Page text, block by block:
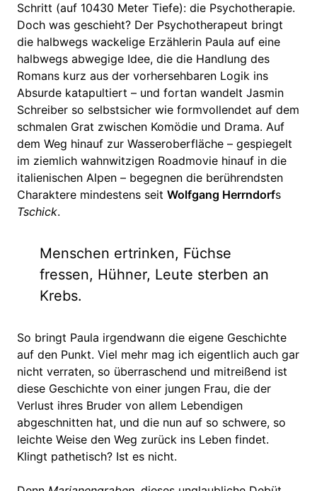
Schritt (auf 10430 Meter Tiefe): die Psychotherapie.
Doch was geschieht? Der Psychotherapeut bringt
die halbwegs wackelige Erzählerin Paula auf eine
halbwegs abwegige Idee, die die Handlung des
Romans kurz aus der vorhersehbaren Logik ins
Absurde katapultiert – und fortan wandelt Jasmin
Schreiber so selbstsicher wie formvollendet auf dem
schmalen Grat zwischen Komödie und Drama. Auf
dem Weg hinauf zur Wasseroberfläche – gespiegelt
im ziemlich wahnwitzigen Roadmovie hinauf in die
italienischen Alpen – begegnen die berührendsten
Charaktere mindestens seit Wolfgang Herrndorfs
Tschick.
Menschen ertrinken, Füchse
fressen, Hühner, Leute sterben an
Krebs.
So bringt Paula irgendwann die eigene Geschichte
auf den Punkt. Viel mehr mag ich eigentlich auch gar
nicht verraten, so überraschend und mitreißend ist
diese Geschichte von einer jungen Frau, die der
Verlust ihres Bruder von allem Lebendigen
abgeschnitten hat, und die nun auf so schwere, so
leichte Weise den Weg zurück ins Leben findet.
Klingt pathetisch? Ist es nicht.